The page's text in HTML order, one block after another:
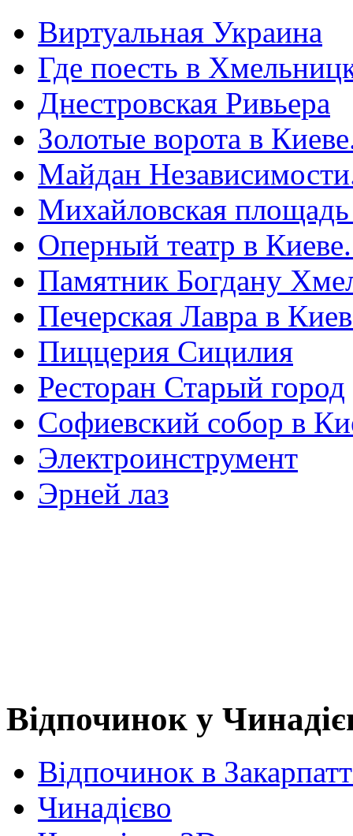
Виртуальная Украина
Где поесть в
Днестровская Ривьера
Золотые ворота в
Майдан
Михайловская
Оперный театр в
Памятник Богдану
Печерская Лавра в
Пиццерия Сицилия
Ресторан Старый город
Софиевский собор в
Электроинструмент
Эрней лаз
Відпочинок у
Відпочинок в
Чинадієво